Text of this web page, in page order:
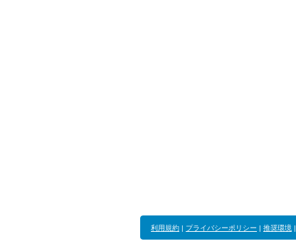
利用規約 | プライバシーポリシー | 推奨環境 |